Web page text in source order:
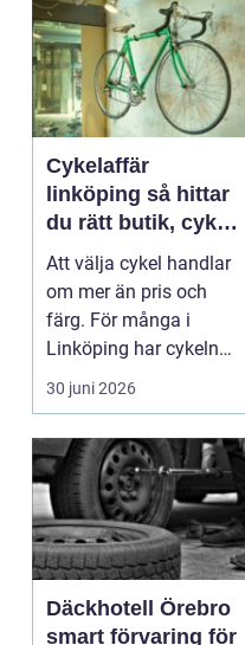
Cykelaffär
linköping så hittar
du rätt butik, cykel
och service
Att välja cykel handlar
om mer än pris och
färg. För många i
Linköping har cykeln
blivit en viktig d...
30 juni 2026
Däckhotell Örebro
smart förvaring för